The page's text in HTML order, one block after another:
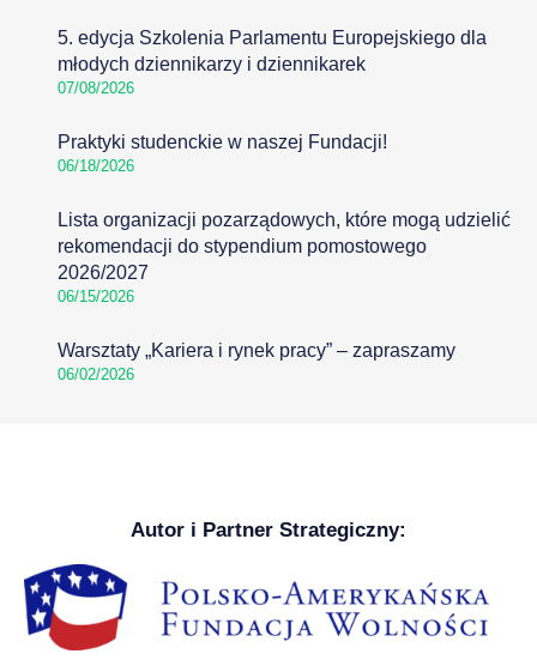
5. edycja Szkolenia Parlamentu Europejskiego dla
młodych dziennikarzy i dziennikarek
07/08/2026
Praktyki studenckie w naszej Fundacji!
06/18/2026
Lista organizacji pozarządowych, które mogą udzielić
rekomendacji do stypendium pomostowego
2026/2027
06/15/2026
Warsztaty „Kariera i rynek pracy” – zapraszamy
06/02/2026
Autor i Partner Strategiczny: